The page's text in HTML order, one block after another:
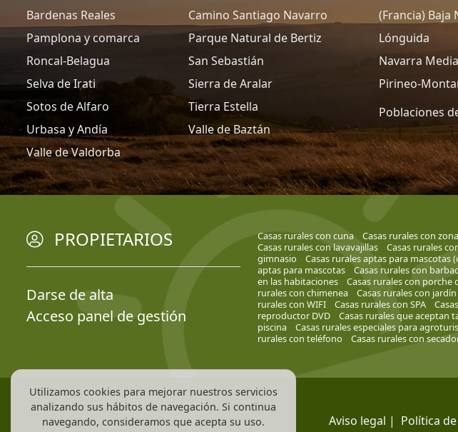
Bardenas Reales
Camino Santiago Navarro
Pamplona y comarca
Parque Natural de Bertiz
Roncal-Belagua
San Sebastián
Selva de Irati
Sierra de Aralar
Sotos de Alfaro
Tierra Estella
Urbasa y Andía
Valle de Baztán
Valle de Valdorba
(Francia) Baja
Lónguida
Navarra
Pirineo-
Poblaciones
PROPIETARIOS
Darse de alta
Acceso panel de gestión
Casas rurales con cuna Casas rurales con
Casas rurales con lavavajillas
Casas rurales
gimnasio
Casas rurales aptas para mascotas
aptas para mascotas
Casas rurales con
en las habitaciones
Casas rurales con porche
rurales con chimenea
Casas rurales con jardín
rurales con WIFI
Casas rurales con SPA
reproductor DVD
Casas rurales que aceptan
piscina
Casas rurales especiales para
rurales con teléfono
Casas rurales con
Aviso legal | Política
Utilizamos cookies para mejorar nuestros servicios
analizando sus hábitos de navegación. Si continua
navegando, consideramos que acepta su uso.